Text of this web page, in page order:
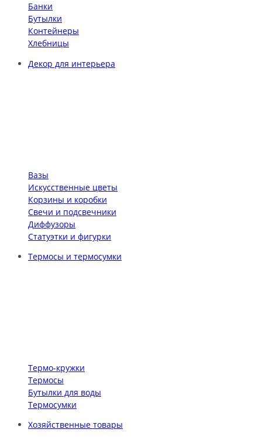
Банки
Бутылки
Контейнеры
Хлебницы
Декор для интерьера
Вазы
Искусственные цветы
Корзины и коробки
Свечи и подсвечники
Диффузоры
Статуэтки и фигурки
Термосы и термосумки
Термо-кружки
Термосы
Бутылки для воды
Термосумки
Хозяйственные товары